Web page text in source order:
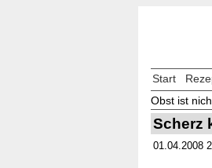
Start
Obst ist
Scherz
01.04.2008